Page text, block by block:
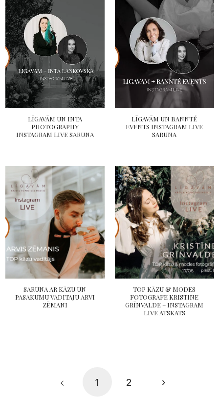
LĪGAVĀM UN INTA
PHOTOGRAPHY
INSTAGRAM LIVE SARUNA
LĪGAVĀM UN BANNTÉ
EVENTS INSTAGRAM LIVE
SARUNA
SARUNA AR KĀZU UN
PASAKUMU VADĪTĀJU ARVI
ZĒMANI
TOP KĀZU & MODES
FOTOGRĀFE KRISTĪNE
GRĪNVALDE – INSTAGRAM
LIVE ATSKATS
1 2 ›